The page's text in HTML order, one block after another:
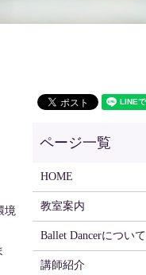
境
HOME
教室案内
Ballet Dancerについて
講師紹介